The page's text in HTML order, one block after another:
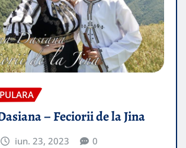
– Feciorii de la Jina
iun. 23, 2023 0